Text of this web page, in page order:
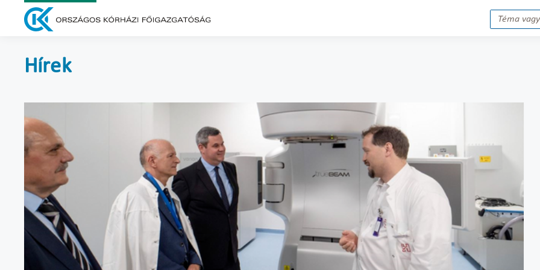
Hírek